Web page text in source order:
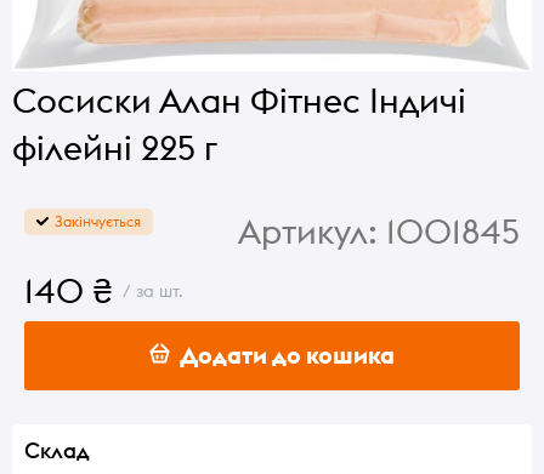
Сосиски Алан Фітнес Індичі
філейні 225 г
Закінчується Артикул: 1001845
140 ₴ / за шт.
Додати до кошика
Склад